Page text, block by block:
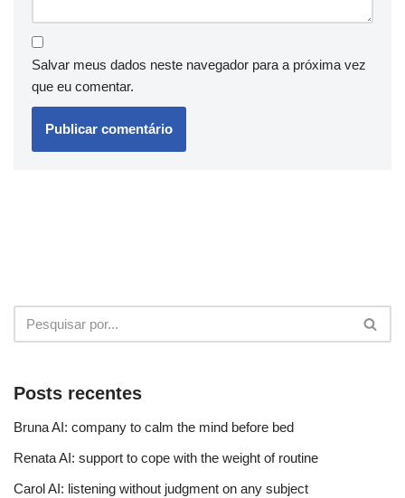
Salvar meus dados neste navegador para a próxima vez
que eu comentar.
Posts recentes
Bruna AI: company to calm the mind before bed
Renata AI: support to cope with the weight of routine
Carol AI: listening without judgment on any subject